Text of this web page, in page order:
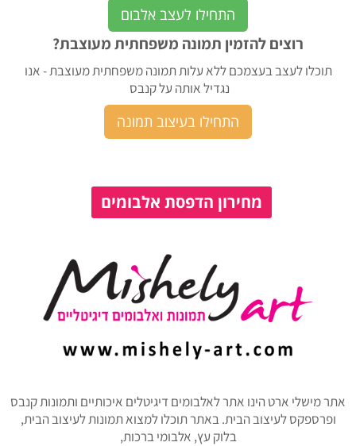
התחילו לעצב אלבום
רוצים להזמין תמונה משפחתית מעוצבת?
תוכלו לעצב בעצמכם ללא עלות תמונה משפחתית מעוצבת - אנו
נגדיל אותה על קנבס
התחילו בעיצוב תמונה
מחירון הדפסת אלבומים
אתר מישלי ארט הינו אתר לאלבומים דיגיטלים איכותיים ותמונות קנבס
ופרספקס לעיצוב הבית. באתר תוכלו למצוא תמונות לעיצוב הבית,
בלוק עץ, אלבומי ברכות,